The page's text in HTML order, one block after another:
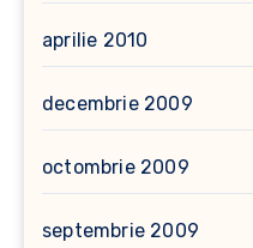
aprilie 2010
decembrie 2009
octombrie 2009
septembrie 2009